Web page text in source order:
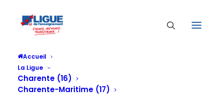
Accueil
La Ligue
Charente (16)
Charente-Maritime (17)